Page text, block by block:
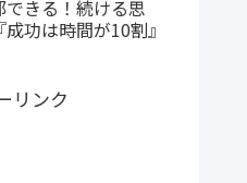
できる！続ける思
功は時間が10割』
リンク